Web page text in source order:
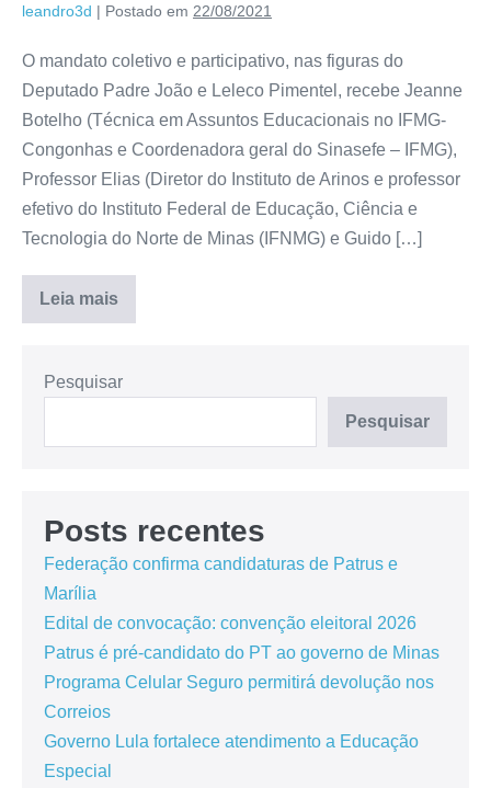
leandro3d | Postado em 22/08/2021
O mandato coletivo e participativo, nas figuras do
Deputado Padre João e Leleco Pimentel, recebe Jeanne
Botelho (Técnica em Assuntos Educacionais no IFMG-
Congonhas e Coordenadora geral do Sinasefe – IFMG),
Professor Elias (Diretor do Instituto de Arinos e professor
efetivo do Instituto Federal de Educação, Ciência e
Tecnologia do Norte de Minas (IFNMG) e Guido […]
Leia mais
Pesquisar
Pesquisar
Posts recentes
Federação confirma candidaturas de Patrus e
Marília
Edital de convocação: convenção eleitoral 2026
Patrus é pré-candidato do PT ao governo de Minas
Programa Celular Seguro permitirá devolução nos
Correios
Governo Lula fortalece atendimento a Educação
Especial